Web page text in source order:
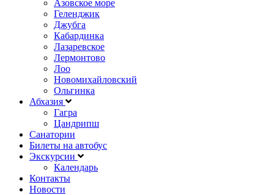
Азовское море
Геленджик
Джубга
Кабардинка
Лазаревское
Лермонтово
Лоо
Новомихайловский
Ольгинка
Абхазия
Гагра
Цандрипш
Санатории
Билеты на автобус
Экскурсии
Календарь
Контакты
Новости